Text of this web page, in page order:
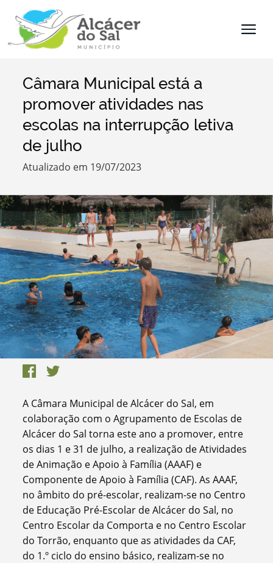
Termo de Pesquisa
Categorias
Filtros
Câmara Municipal está a
promover atividades nas
escolas na interrupção letiva
de julho
Atualizado em 19/07/2023
A Câmara Municipal de Alcácer do Sal, em
colaboração com o Agrupamento de Escolas de
Alcácer do Sal torna este ano a promover, entre
os dias 1 e 31 de julho, a realização de Atividades
de Animação e Apoio à Família (AAAF) e
Componente de Apoio à Família (CAF). As AAAF,
no âmbito do pré-escolar, realizam-se no Centro
de Educação Pré-Escolar de Alcácer do Sal, no
Centro Escolar da Comporta e no Centro Escolar
do Torrão, enquanto que as atividades da CAF,
do 1.º ciclo do ensino básico, realizam-se no